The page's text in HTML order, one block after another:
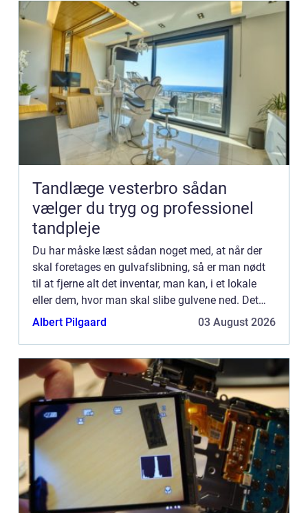
Tandlæge vesterbro sådan
vælger du tryg og professionel
tandpleje
Du har måske læst sådan noget med, at når der
skal foretages en gulvafslibning, så er man nødt
til at fjerne alt det inventar, man kan, i et lokale
eller dem, hvor man skal slibe gulvene ned. Det
giver jo sig selv...
Albert Pilgaard 03 August 2026